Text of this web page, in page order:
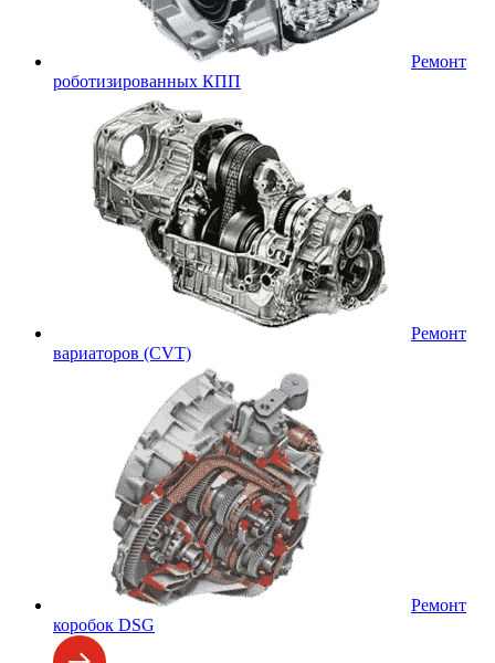
Ремонт
роботизированных КПП
Ремонт
вариаторов (CVT)
Ремонт
коробок DSG